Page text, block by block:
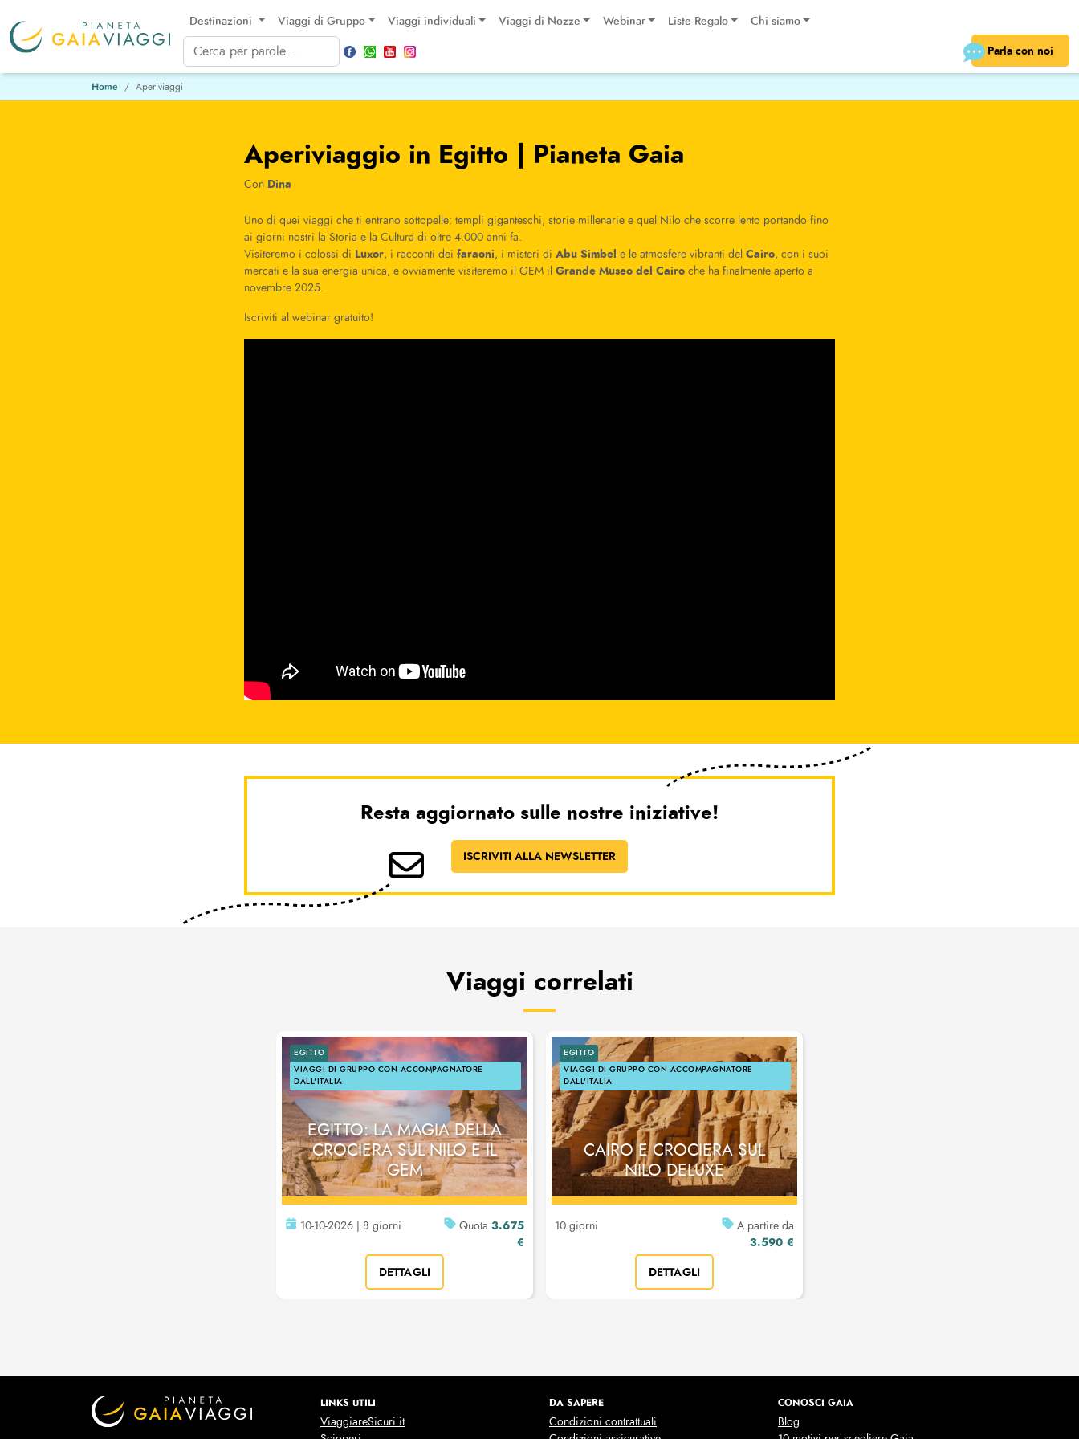
Destinazioni Viaggi di Gruppo Viaggi individuali Viaggi di Nozze Webinar Liste Regalo Chi siamo
Parla con noi
Home Aperiviaggi
Aperiviaggio in Egitto | Pianeta Gaia
Con Dina
Uno di quei viaggi che ti entrano sottopelle: templi giganteschi, storie millenarie e quel Nilo che scorre lento portando fino
ai giorni nostri la Storia e la Cultura di oltre 4.000 anni fa.
Visiteremo i colossi di Luxor, i racconti dei faraoni, i misteri di Abu Simbel e le atmosfere vibranti del Cairo, con i suoi
mercati e la sua energia unica, e ovviamente visiteremo il GEM il Grande Museo del Cairo che ha finalmente aperto a
novembre 2025.
Iscriviti al webinar gratuito!
Resta aggiornato sulle nostre iniziative!
ISCRIVITI ALLA NEWSLETTER
Viaggi correlati
EGITTO
VIAGGI DI GRUPPO CON ACCOMPAGNATORE
DALL'ITALIA
EGITTO: LA MAGIA DELLA
CROCIERA SUL NILO E IL
GEM
10-10-2026 | 8 giorni Quota 3.675
€
DETTAGLI
EGITTO
VIAGGI DI GRUPPO CON ACCOMPAGNATORE
DALL'ITALIA
CAIRO E CROCIERA SUL
NILO DELUXE
10 giorni A partire da
3.590 €
DETTAGLI
LINKS UTILI
ViaggiareSicuri.it
DA SAPERE
Condizioni contrattuali
CONOSCI GAIA
Blog